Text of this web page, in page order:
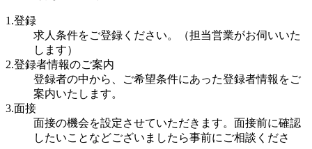
1.登録
求人条件をご登録ください。（担当営業がお伺いいた
します）
2.登録者情報のご案内
登録者の中から、ご希望条件にあった登録者情報をご
案内いたします。
3.面接
面接の機会を設定させていただきます。面接前に確認
したいことなどございましたら事前にご相談くださ